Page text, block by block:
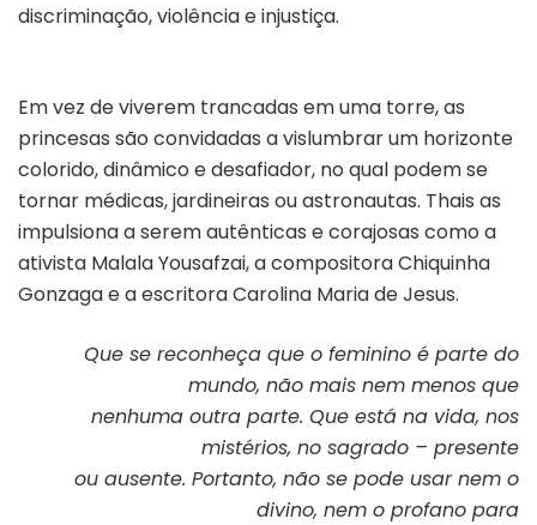
discriminação, violência e injustiça.
Em vez de viverem trancadas em uma torre, as
princesas são convidadas a vislumbrar um horizonte
colorido, dinâmico e desafiador, no qual podem se
tornar médicas, jardineiras ou astronautas. Thais as
impulsiona a serem autênticas e corajosas como a
ativista Malala Yousafzai, a compositora Chiquinha
Gonzaga e a escritora Carolina Maria de Jesus.
Que se reconheça que o feminino é parte do
mundo, não mais nem menos que
nenhuma outra parte. Que está na vida, nos
mistérios, no sagrado – presente
ou ausente. Portanto, não se pode usar nem o
divino, nem o profano para